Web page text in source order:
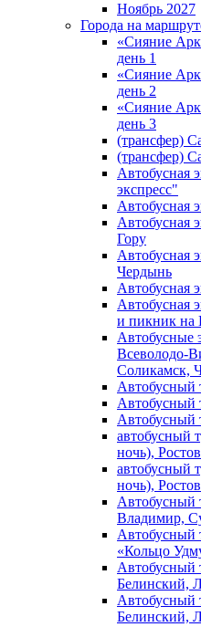
Ноябрь 2027
Города на
«Сияние
день 1
«Сияние
день 2
«Сияние
день 3
(трансфер)
(трансфер)
Автобусная
экспресс"
Автобусная
Автобусная
Гору
Автобусная
Чердынь
Автобусная
Автобусная
и пикник на
Автобусные
Всеволодо-
Соликамск,
Автобусный
Автобусный
Автобусный
автобусный
ночь),
автобусный
ночь),
Автобусный
Владимир,
Автобусный
«Кольцо
Автобусный
Белинский,
Автобусный
Белинский,